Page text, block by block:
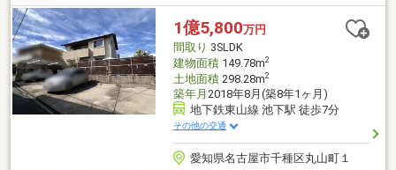
1億5,800万円
間取り 3SLDK
建物面積149.78m2
土地面積298.28m2
築年月 2018年8月(築8年1ヶ月)
地下鉄東山線 池下駅 徒歩7分
その他の交通
愛知県名古屋市千種区丸山町１